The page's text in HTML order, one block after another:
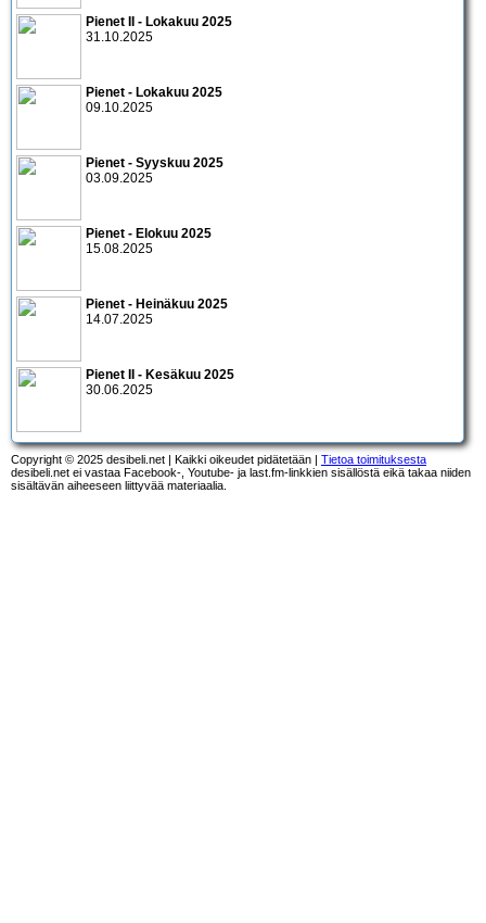
Pienet II - Lokakuu 2025
31.10.2025
Pienet - Lokakuu 2025
09.10.2025
Pienet - Syyskuu 2025
03.09.2025
Pienet - Elokuu 2025
15.08.2025
Pienet - Heinäkuu 2025
14.07.2025
Pienet II - Kesäkuu 2025
30.06.2025
Copyright © 2025 desibeli.net | Kaikki oikeudet pidätetään | Tietoa toimituksesta
desibeli.net ei vastaa Facebook-, Youtube- ja last.fm-linkkien sisällöstä eikä takaa niiden
sisältävän aiheeseen liittyvää materiaalia.